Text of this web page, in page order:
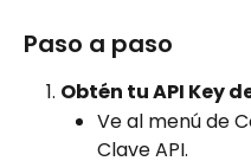
Paso a paso
Obtén tu API Key
Ve al menú de
Clave API.